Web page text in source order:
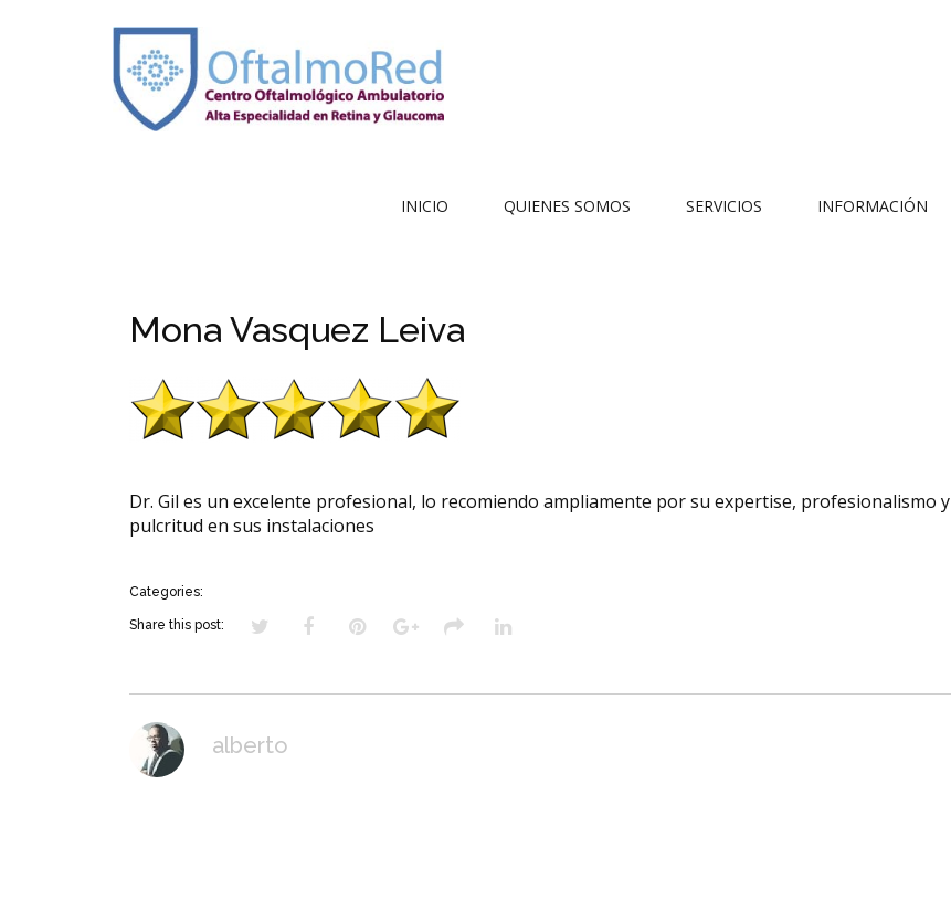
INICIO QUIENES SOMOS SERVICIOS INFORMACIÓN
Mona Vasquez Leiva
Dr. Gil es un excelente profesional, lo recomiendo ampliamente por su expertise, profesionalismo y
pulcritud en sus instalaciones
Categories:
Share this post:
alberto